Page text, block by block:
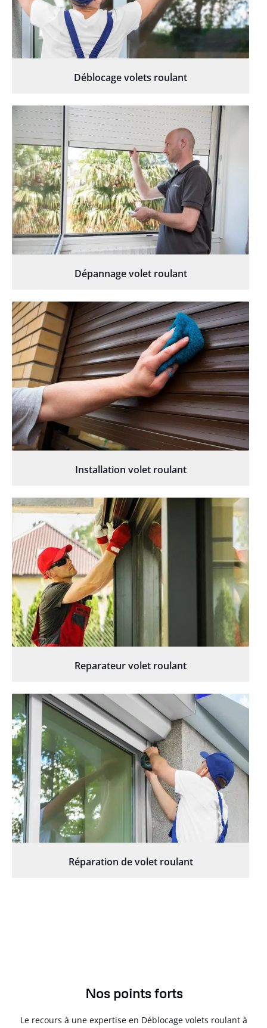
Déblocage volets roulant
Dépannage volet roulant
Installation volet roulant
Reparateur volet roulant
Réparation de volet roulant
Nos points forts
Le recours à une expertise en Déblocage volets roulant à